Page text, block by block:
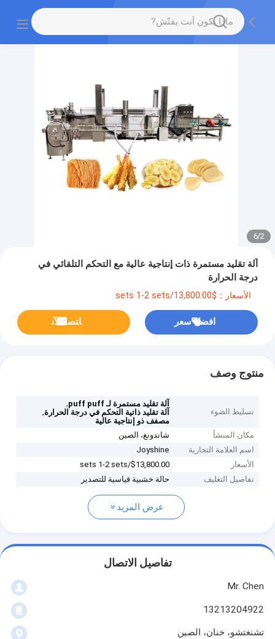
2
/
6
آلة تقليد مستمرة ذات إنتاجية عالية مع التحكم التلقائي في
درجة الحرارة
الأسعار：$13,800.00/sets 1-2 sets
افضل سعر ﺎﺘﺼﻟ ﺍﻶﻧ
منتوج وصف
تسليط الضوء
آلة تقليد مستمرة لـ puff puff
,
آلة تقليد ذاتية التحكم في درجة الحرارة,
مصفف ذو إنتاجية عالية
مكان المنشأ
شاندونغ، الصين
اسم العلامة التجارية
Joyshine
الأسعار
$13,800.00/sets 1-2 sets
تفاصيل التغليف
حالة خشبية قياسية للتصدير
عرض المزيد
تفاصيل الاتصال
Mr. Chen
13213204922
تشنغتشو، خنان، الصين